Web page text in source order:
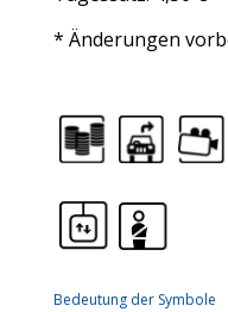
* Änderungen
Bedeutung der Symbole